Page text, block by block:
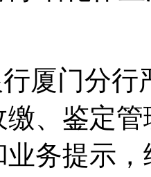
厦门分
、鉴定
业务提示